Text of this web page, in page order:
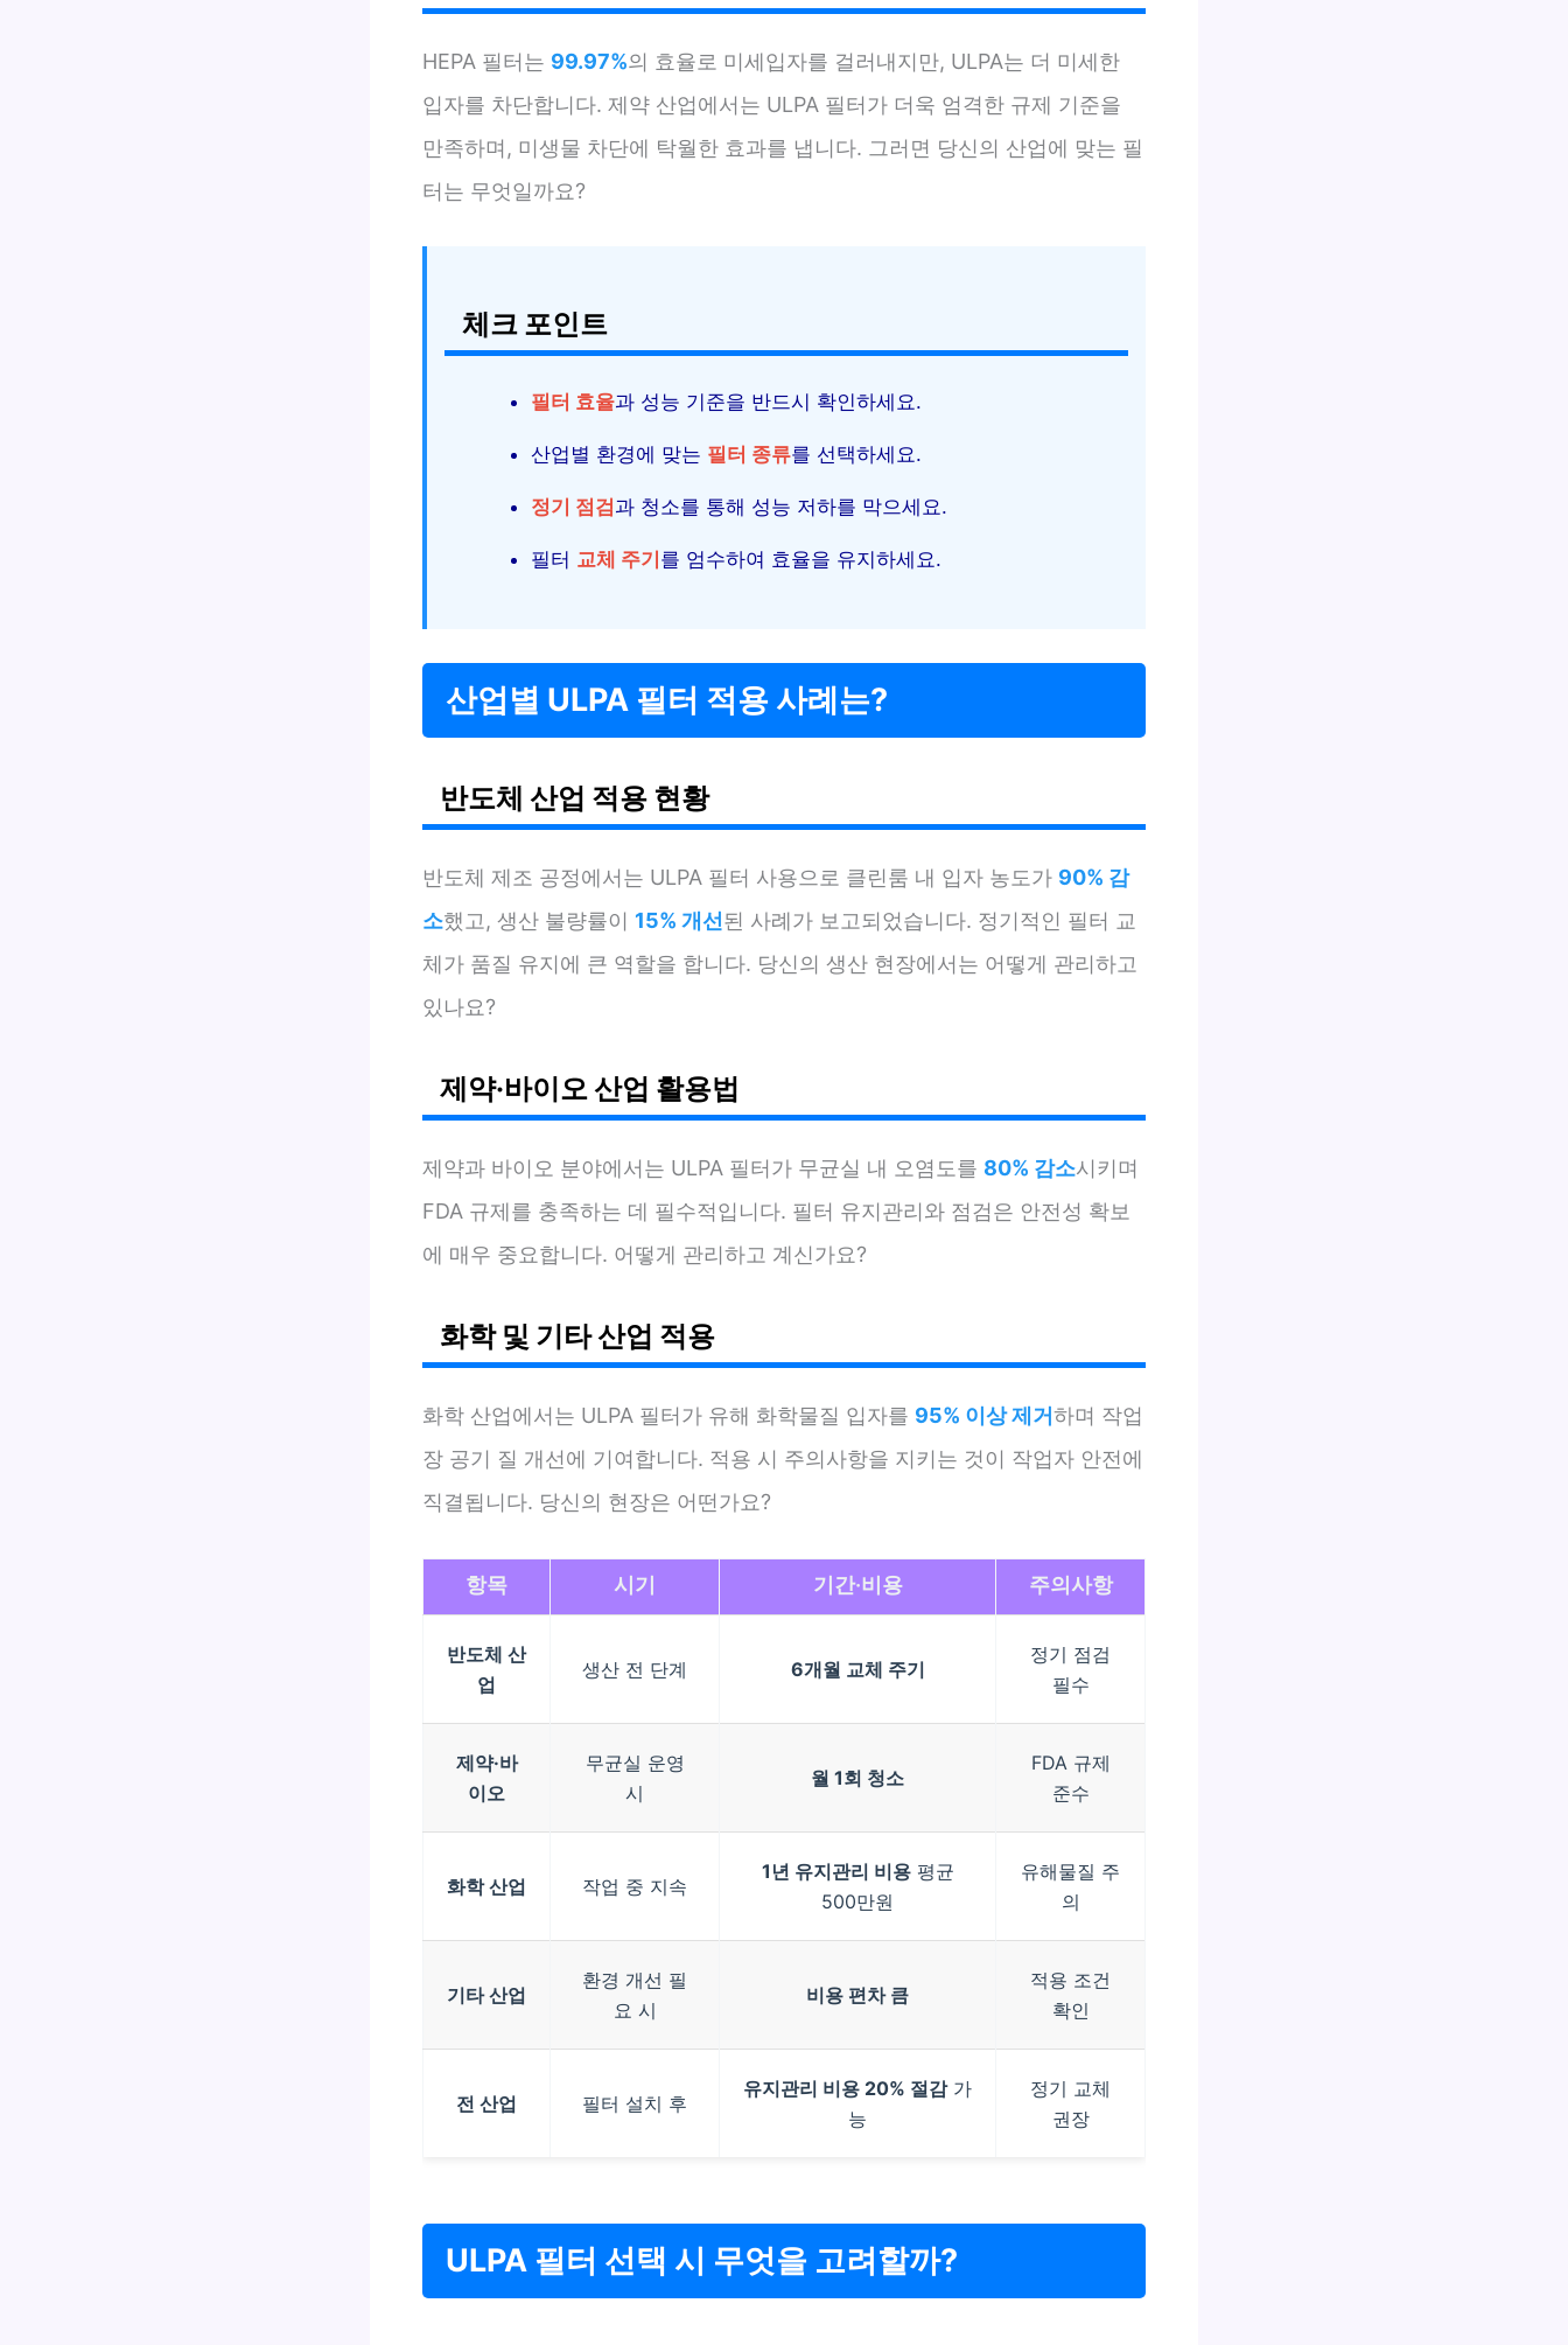
HEPA 필터는 99.97%의 효율로 미세입자를 걸러내지만, ULPA는 더 미세한
입자를 차단합니다. 제약 산업에서는 ULPA 필터가 더욱 엄격한 규제 기준을
만족하며, 미생물 차단에 탁월한 효과를 냅니다. 그러면 당신의 산업에 맞는 필
터는 무엇일까요?
체크 포인트
필터 효율과 성능 기준을 반드시 확인하세요.
산업별 환경에 맞는 필터 종류를 선택하세요.
정기 점검과 청소를 통해 성능 저하를 막으세요.
필터 교체 주기를 엄수하여 효율을 유지하세요.
산업별 ULPA 필터 적용 사례는?
반도체 산업 적용 현황
반도체 제조 공정에서는 ULPA 필터 사용으로 클린룸 내 입자 농도가 90% 감
소했고, 생산 불량률이 15% 개선된 사례가 보고되었습니다. 정기적인 필터 교
체가 품질 유지에 큰 역할을 합니다. 당신의 생산 현장에서는 어떻게 관리하고
있나요?
제약·바이오 산업 활용법
제약과 바이오 분야에서는 ULPA 필터가 무균실 내 오염도를 80% 감소시키며
FDA 규제를 충족하는 데 필수적입니다. 필터 유지관리와 점검은 안전성 확보
에 매우 중요합니다. 어떻게 관리하고 계신가요?
화학 및 기타 산업 적용
화학 산업에서는 ULPA 필터가 유해 화학물질 입자를 95% 이상 제거하며 작업
장 공기 질 개선에 기여합니다. 적용 시 주의사항을 지키는 것이 작업자 안전에
직결됩니다. 당신의 현장은 어떤가요?
항목 시기 기간·비용 주의사항
반도체 산
업
생산 전 단계 6개월 교체 주기
정기 점검
필수
제약·바
이오
무균실 운영
시
월 1회 청소
FDA 규제
준수
화학 산업 작업 중 지속
1년 유지관리 비용평균
500만원
유해물질 주
의
기타 산업
환경 개선 필
요 시
비용 편차 큼
적용 조건
확인
전 산업 필터 설치 후
유지관리 비용 20% 절감가
능
정기 교체
권장
ULPA 필터 선택 시 무엇을 고려할까?